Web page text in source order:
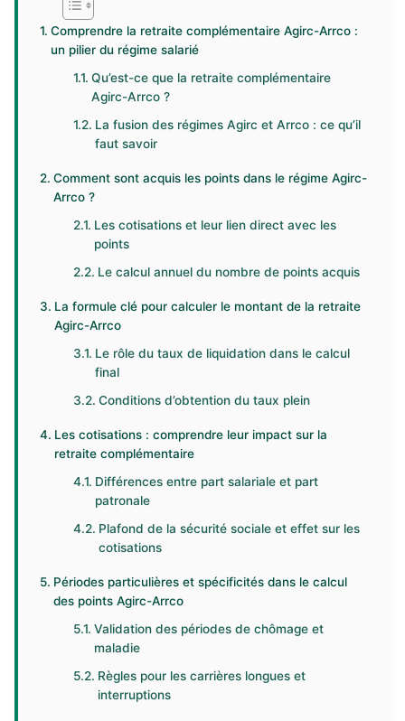
Comprendre la retraite complémentaire Agirc-Arrco :
un pilier du régime salarié
Qu’est-ce que la retraite complémentaire
Agirc-Arrco ?
La fusion des régimes Agirc et Arrco : ce qu’il
faut savoir
Comment sont acquis les points dans le régime Agirc-
Arrco ?
Les cotisations et leur lien direct avec les
points
Le calcul annuel du nombre de points acquis
La formule clé pour calculer le montant de la retraite
Agirc-Arrco
Le rôle du taux de liquidation dans le calcul
final
Conditions d’obtention du taux plein
Les cotisations : comprendre leur impact sur la
retraite complémentaire
Différences entre part salariale et part
patronale
Plafond de la sécurité sociale et effet sur les
cotisations
Périodes particulières et spécificités dans le calcul
des points Agirc-Arrco
Validation des périodes de chômage et
maladie
Règles pour les carrières longues et
interruptions